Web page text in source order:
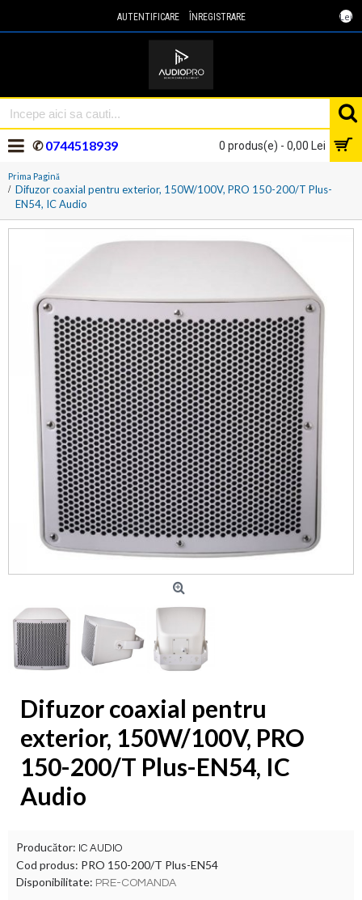
Lei
AUTENTIFICARE ÎNREGISTRARE
0 produs(e) - 0,00 Lei
✆0744518939
Prima Pagină
Difuzor coaxial pentru exterior, 150W/100V, PRO 150-200/T Plus-
EN54, IC Audio
Difuzor coaxial pentru
exterior, 150W/100V, PRO
150-200/T Plus-EN54, IC
Audio
Producător: IC AUDIO
Cod produs: PRO 150-200/T Plus-EN54
Disponibilitate: PRE-COMANDA